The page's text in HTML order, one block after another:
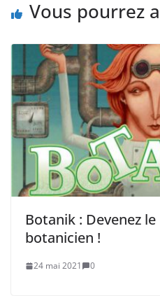
Vous pourrez
Botanik : Devenez
botanicien ! ​
24 mai 2021 0